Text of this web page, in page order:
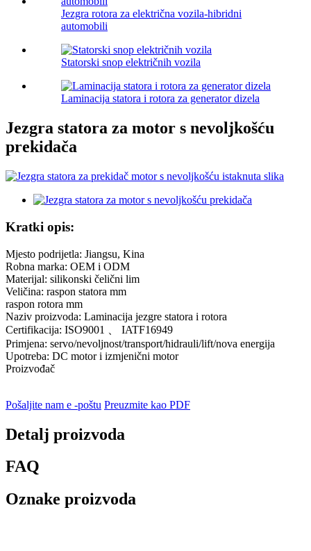
Jezgra rotora za električna vozila-hibridni
automobili
Statorski snop električnih vozila
Laminacija statora i rotora za generator dizela
Jezgra statora za motor s nevoljkošću
prekidača
Kratki opis:
Mjesto podrijetla: Jiangsu, Kina
Robna marka: OEM i ODM
Materijal: silikonski čelični lim
Veličina: raspon statora mm
raspon rotora mm
Naziv proizvoda: Laminacija jezgre statora i rotora
Certifikacija: ISO9001 、 IATF16949
Primjena: servo/nevoljnost/transport/hidrauli/lift/nova energija
Upotreba: DC motor i izmjenični motor
Proizvođač
Pošaljite nam e -poštu Preuzmite kao PDF
Detalj proizvoda
FAQ
Oznake proizvoda